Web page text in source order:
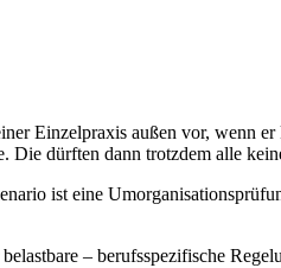
Einzelpraxis außen vor, wenn
Die dürften dann trotzdem alle
ist eine
– berufsspezifische